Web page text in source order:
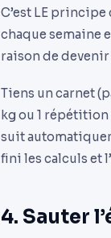
C’est LE
chaque semaine
raison de
Tiens un carnet
kg ou 1
suit
fini les calculs et
4. Sauter